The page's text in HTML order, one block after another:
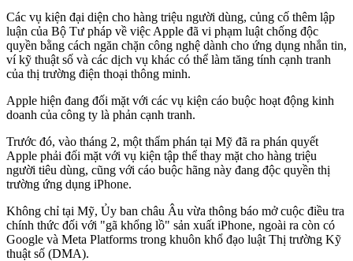
Các vụ kiện đại diện cho hàng triệu người dùng, củng cố thêm lập
luận của Bộ Tư pháp về việc Apple đã vi phạm luật chống độc
quyền bằng cách ngăn chặn công nghệ dành cho ứng dụng nhắn tin,
ví kỹ thuật số và các dịch vụ khác có thể làm tăng tính cạnh tranh
của thị trường điện thoại thông minh.
Apple hiện đang đối mặt với các vụ kiện cáo buộc hoạt động kinh
doanh của công ty là phản cạnh tranh.
Trước đó, vào tháng 2, một thẩm phán tại Mỹ đã ra phán quyết
Apple phải đối mặt với vụ kiện tập thể thay mặt cho hàng triệu
người tiêu dùng, cũng với cáo buộc hãng này đang độc quyền thị
trường ứng dụng iPhone.
Không chỉ tại Mỹ, Ủy ban châu Âu vừa thông báo mở cuộc điều tra
chính thức đối với "gã khổng lồ" sản xuất iPhone, ngoài ra còn có
Google và Meta Platforms trong khuôn khổ đạo luật Thị trường Kỹ
thuật số (DMA).